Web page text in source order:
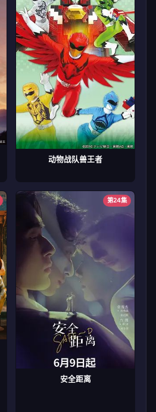
动物战队兽王者
第24集
安全距离